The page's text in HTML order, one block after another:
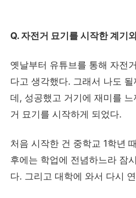
Q. 자전거 묘기를 시작한 계기
옛날부터 유튜브를 통해 자전
다고 생각했다. 그래서 나도
데, 성공했고 거기에 재미를
거 묘기를 시작하게 되었다.
처음 시작한 건 중학교 1학년
후에는 학업에 전념하느라 잠
다. 그리고 대학에 와서 다시